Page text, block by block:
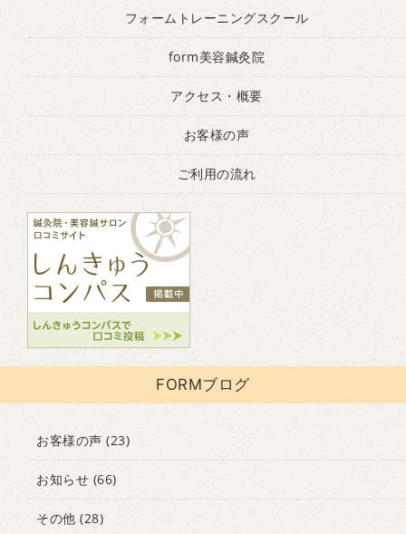
フォームトレーニングスクール
form美容鍼灸院
アクセス・概要
お客様の声
ご利用の流れ
FORMブログ
お客様の声 (23)
お知らせ (66)
その他 (28)